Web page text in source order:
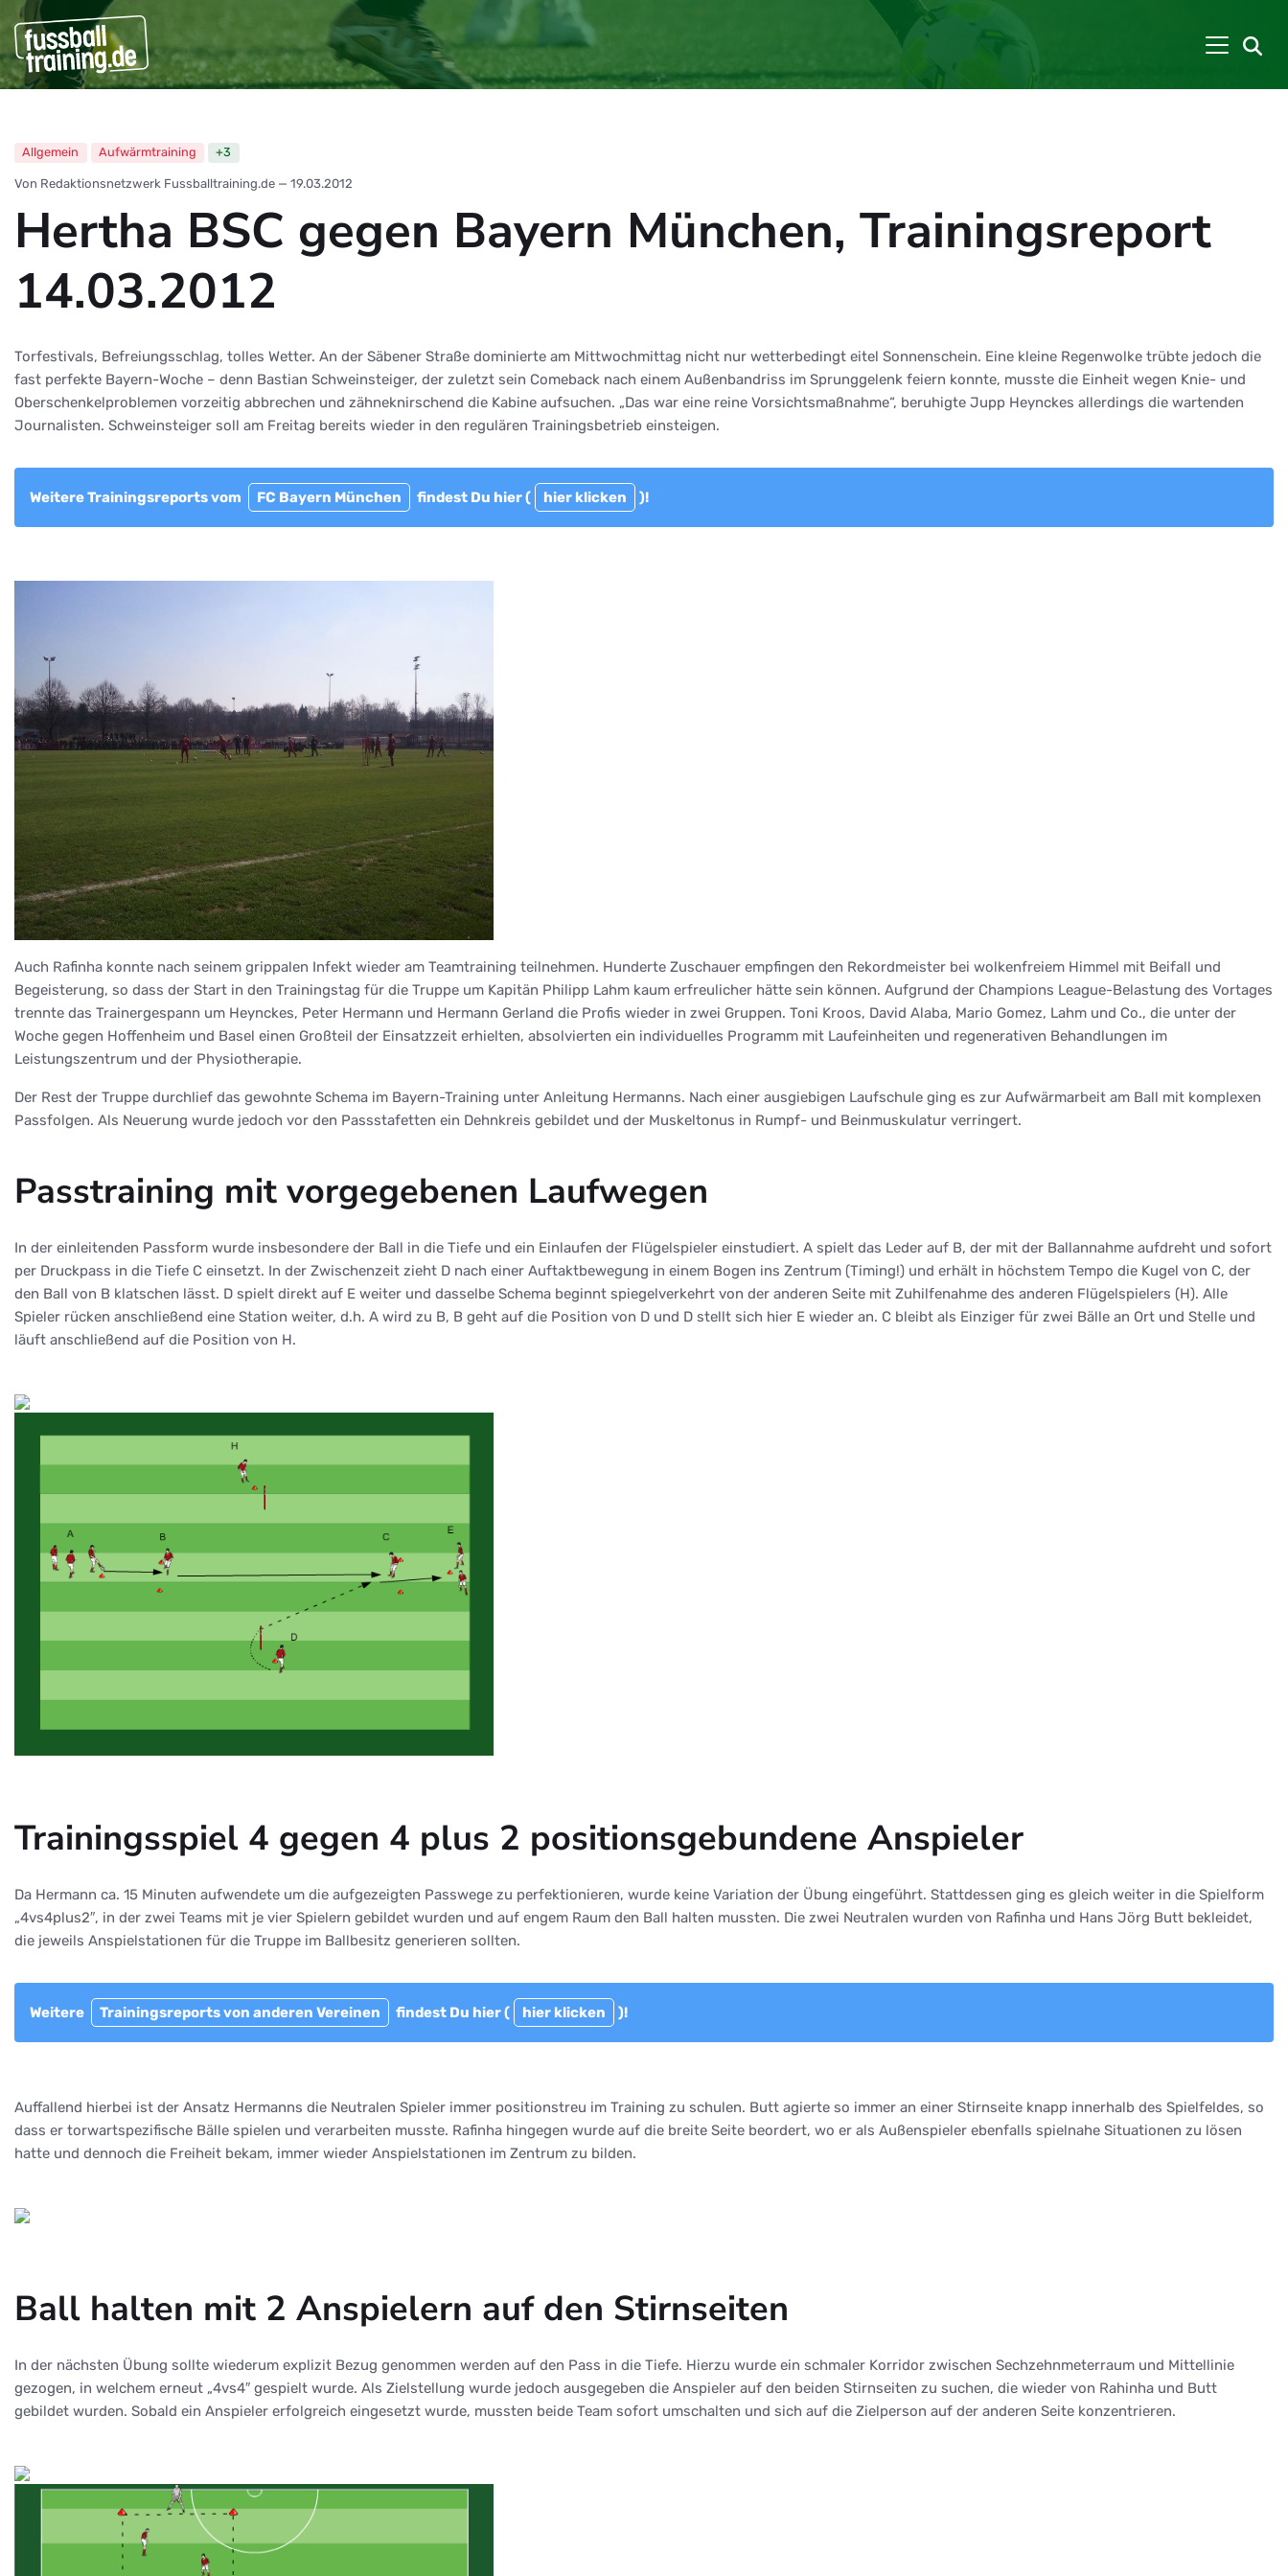
Allgemein Aufwärmtraining +3
Von Redaktionsnetzwerk Fussballtraining.de — 19.03.2012
Hertha BSC gegen Bayern München, Trainingsreport
14.03.2012
Torfestivals, Befreiungsschlag, tolles Wetter. An der Säbener Straße dominierte am Mittwochmittag nicht nur wetterbedingt eitel Sonnenschein. Eine kleine Regenwolke trübte jedoch die
fast perfekte Bayern-Woche – denn Bastian Schweinsteiger, der zuletzt sein Comeback nach einem Außenbandriss im Sprunggelenk feiern konnte, musste die Einheit wegen Knie- und
Oberschenkelproblemen vorzeitig abbrechen und zähneknirschend die Kabine aufsuchen. „Das war eine reine Vorsichtsmaßnahme“, beruhigte Jupp Heynckes allerdings die wartenden
Journalisten. Schweinsteiger soll am Freitag bereits wieder in den regulären Trainingsbetrieb einsteigen.
Weitere Trainingsreports vom FC Bayern München findest Du hier ( hier klicken )!
Auch Rafinha konnte nach seinem grippalen Infekt wieder am Teamtraining teilnehmen. Hunderte Zuschauer empfingen den Rekordmeister bei wolkenfreiem Himmel mit Beifall und
Begeisterung, so dass der Start in den Trainingstag für die Truppe um Kapitän Philipp Lahm kaum erfreulicher hätte sein können. Aufgrund der Champions League-Belastung des Vortages
trennte das Trainergespann um Heynckes, Peter Hermann und Hermann Gerland die Profis wieder in zwei Gruppen. Toni Kroos, David Alaba, Mario Gomez, Lahm und Co., die unter der
Woche gegen Hoffenheim und Basel einen Großteil der Einsatzzeit erhielten, absolvierten ein individuelles Programm mit Laufeinheiten und regenerativen Behandlungen im
Leistungszentrum und der Physiotherapie.
Der Rest der Truppe durchlief das gewohnte Schema im Bayern-Training unter Anleitung Hermanns. Nach einer ausgiebigen Laufschule ging es zur Aufwärmarbeit am Ball mit komplexen
Passfolgen. Als Neuerung wurde jedoch vor den Passstafetten ein Dehnkreis gebildet und der Muskeltonus in Rumpf- und Beinmuskulatur verringert.
Passtraining mit vorgegebenen Laufwegen
In der einleitenden Passform wurde insbesondere der Ball in die Tiefe und ein Einlaufen der Flügelspieler einstudiert. A spielt das Leder auf B, der mit der Ballannahme aufdreht und sofort
per Druckpass in die Tiefe C einsetzt. In der Zwischenzeit zieht D nach einer Auftaktbewegung in einem Bogen ins Zentrum (Timing!) und erhält in höchstem Tempo die Kugel von C, der
den Ball von B klatschen lässt. D spielt direkt auf E weiter und dasselbe Schema beginnt spiegelverkehrt von der anderen Seite mit Zuhilfenahme des anderen Flügelspielers (H). Alle
Spieler rücken anschließend eine Station weiter, d.h. A wird zu B, B geht auf die Position von D und D stellt sich hier E wieder an. C bleibt als Einziger für zwei Bälle an Ort und Stelle und
läuft anschließend auf die Position von H.
Trainingsspiel 4 gegen 4 plus 2 positionsgebundene Anspieler
Da Hermann ca. 15 Minuten aufwendete um die aufgezeigten Passwege zu perfektionieren, wurde keine Variation der Übung eingeführt. Stattdessen ging es gleich weiter in die Spielform
„4vs4plus2″, in der zwei Teams mit je vier Spielern gebildet wurden und auf engem Raum den Ball halten mussten. Die zwei Neutralen wurden von Rafinha und Hans Jörg Butt bekleidet,
die jeweils Anspielstationen für die Truppe im Ballbesitz generieren sollten.
Weitere Trainingsreports von anderen Vereinen findest Du hier ( hier klicken )!
Auffallend hierbei ist der Ansatz Hermanns die Neutralen Spieler immer positionstreu im Training zu schulen. Butt agierte so immer an einer Stirnseite knapp innerhalb des Spielfeldes, so
dass er torwartspezifische Bälle spielen und verarbeiten musste. Rafinha hingegen wurde auf die breite Seite beordert, wo er als Außenspieler ebenfalls spielnahe Situationen zu lösen
hatte und dennoch die Freiheit bekam, immer wieder Anspielstationen im Zentrum zu bilden.
Ball halten mit 2 Anspielern auf den Stirnseiten
In der nächsten Übung sollte wiederum explizit Bezug genommen werden auf den Pass in die Tiefe. Hierzu wurde ein schmaler Korridor zwischen Sechzehnmeterraum und Mittellinie
gezogen, in welchem erneut „4vs4″ gespielt wurde. Als Zielstellung wurde jedoch ausgegeben die Anspieler auf den beiden Stirnseiten zu suchen, die wieder von Rahinha und Butt
gebildet wurden. Sobald ein Anspieler erfolgreich eingesetzt wurde, mussten beide Team sofort umschalten und sich auf die Zielperson auf der anderen Seite konzentrieren.